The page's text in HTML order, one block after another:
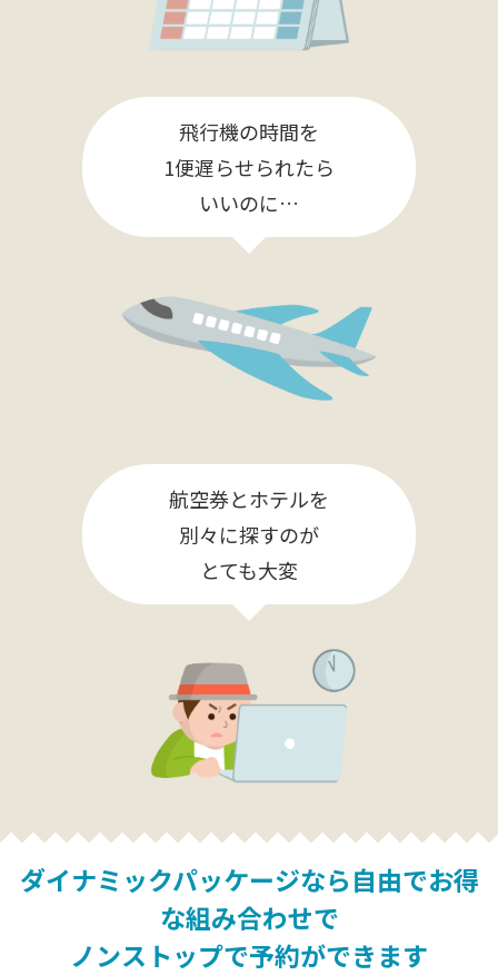
飛行機の時間を
1便遅らせられたら
いいのに…
航空券とホテルを
別々に探すのが
とても大変
ダイナミックパッケージなら自由でお得
な組み合わせで
ノンストップで予約ができます